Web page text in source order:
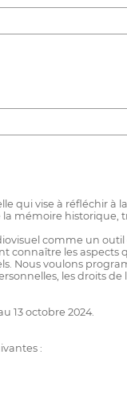
qui vise à réfléchir
mémoire
comme un
connaître les
Nous voulons
les droits
13 octobre 2024.
: